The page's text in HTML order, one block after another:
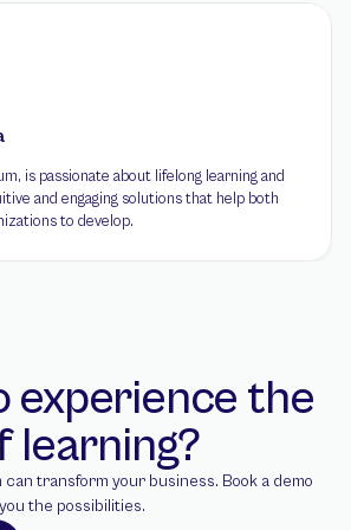
is passionate about lifelong learning and
and engaging solutions that help both
to develop.
experience the
learning?
transform your business. Book a demo
the possibilities.